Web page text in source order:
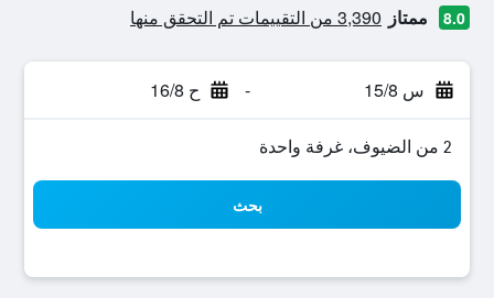
8.0 ممتاز 3,390 من التقييمات تم التحقق منها
س 15/8 - ح 16/8
2 من الضيوف، غرفة واحدة
بحث